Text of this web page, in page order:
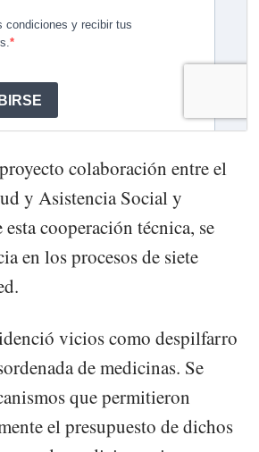
colaboración entre el
y Asistencia Social y
cooperación técnica, se
en los procesos de siete
vicios como despilfarro
de medicinas. Se
que permitieron
el presupuesto de dichos